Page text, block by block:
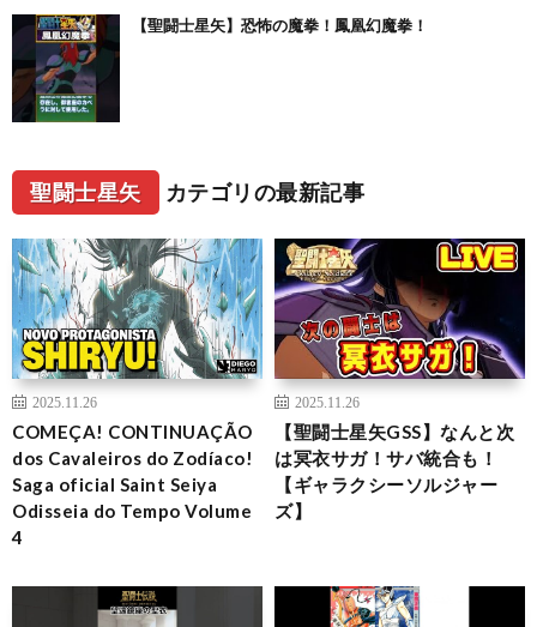
【聖闘士星矢】恐怖の魔拳！鳳凰幻魔拳！
聖闘士星矢 カテゴリの最新記事
2025.11.26
COMEÇA! CONTINUAÇÃO
dos Cavaleiros do Zodíaco!
Saga oficial Saint Seiya
Odisseia do Tempo Volume
4
2025.11.26
【聖闘士星矢GSS】なんと次
は冥衣サガ！サバ統合も！
【ギャラクシーソルジャー
ズ】